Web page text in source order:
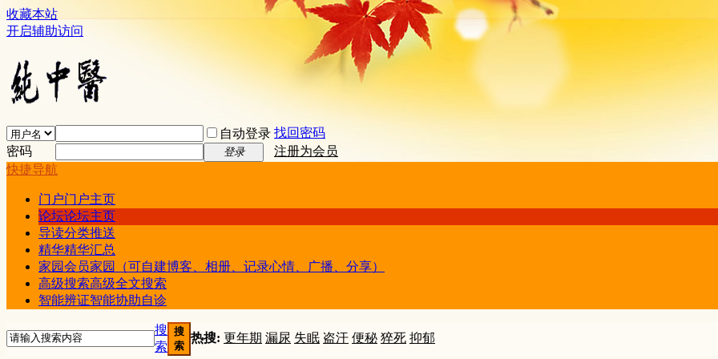
收藏本站
开启辅助访问
自动登录 找回密码
密码
登录
注册为会员
快捷导航
门户门户主页
论坛论坛主页
导读分类推送
精华精华汇总
家园会员家园（可自建博客、相册、记录心情、广播、分享）
高级搜索高级全文搜索
智能辨证智能协助自诊
搜
索
搜
索
热搜: 更年期 漏尿 失眠 盗汗 便秘 猝死 抑郁